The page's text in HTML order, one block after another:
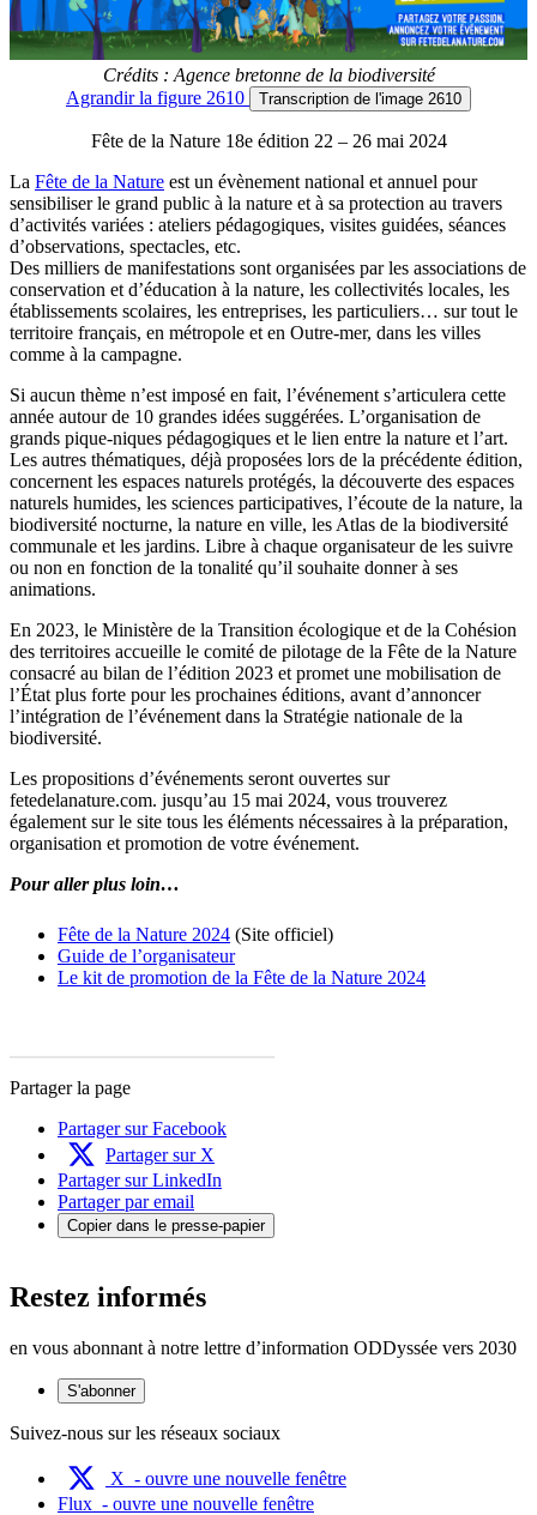
Crédits : Agence bretonne de la biodiversité
Agrandirla figure 2610 Transcription de l'image 2610
Fête de la Nature 18e édition 22 – 26 mai 2024
La Fête de la Nature est un évènement national et annuel pour
sensibiliser le grand public à la nature et à sa protection au travers
d’activités variées : ateliers pédagogiques, visites guidées, séances
d’observations, spectacles, etc.
Des milliers de manifestations sont organisées par les associations de
conservation et d’éducation à la nature, les collectivités locales, les
établissements scolaires, les entreprises, les particuliers… sur tout le
territoire français, en métropole et en Outre-mer, dans les villes
comme à la campagne.
Si aucun thème n’est imposé en fait, l’événement s’articulera cette
année autour de 10 grandes idées suggérées. L’organisation de
grands pique-niques pédagogiques et le lien entre la nature et l’art.
Les autres thématiques, déjà proposées lors de la précédente édition,
concernent les espaces naturels protégés, la découverte des espaces
naturels humides, les sciences participatives, l’écoute de la nature, la
biodiversité nocturne, la nature en ville, les Atlas de la biodiversité
communale et les jardins. Libre à chaque organisateur de les suivre
ou non en fonction de la tonalité qu’il souhaite donner à ses
animations.
En 2023, le Ministère de la Transition écologique et de la Cohésion
des territoires accueille le comité de pilotage de la Fête de la Nature
consacré au bilan de l’édition 2023 et promet une mobilisation de
l’État plus forte pour les prochaines éditions, avant d’annoncer
l’intégration de l’événement dans la Stratégie nationale de la
biodiversité.
Les propositions d’événements seront ouvertes sur
fetedelanature.com. jusqu’au 15 mai 2024, vous trouverez
également sur le site tous les éléments nécessaires à la préparation,
organisation et promotion de votre événement.
Pour aller plus loin…
Fête de la Nature 2024 (Site officiel)
Guide de l’organisateur
Le kit de promotion de la Fête de la Nature 2024
Partager la page
Partager sur Facebook
Partager sur X
Partager sur LinkedIn
Partager par email
Copier dans le presse-papier
Restez informés
en vous abonnant à notre lettre d’information ODDyssée vers 2030
S'abonner
Suivez-nous sur les réseaux sociaux
X - ouvre une nouvelle fenêtre
Flux - ouvre une nouvelle fenêtre